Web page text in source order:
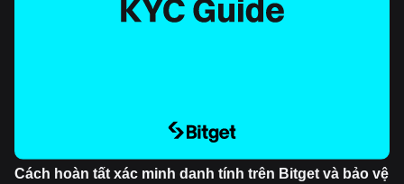
Cách hoàn tất xác minh danh tính trên Bitget và bảo vệ